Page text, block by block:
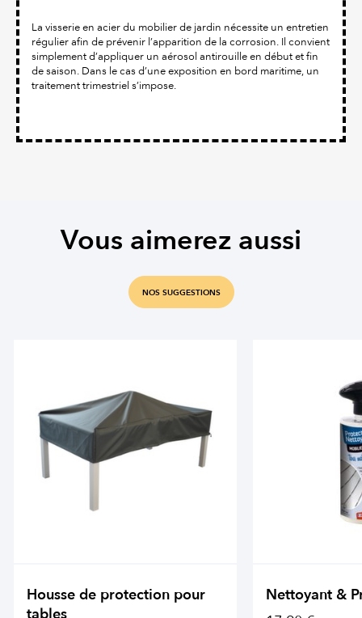
La visserie en acier du mobilier de jardin nécessite un entretien
régulier afin de prévenir l’apparition de la corrosion. Il convient
simplement d’appliquer un aérosol antirouille en début et fin
de saison. Dans le cas d’une exposition en bord maritime, un
traitement trimestriel s’impose.
Vous aimerez aussi
NOS SUGGESTIONS
Housse de protection pour
Nettoyant &